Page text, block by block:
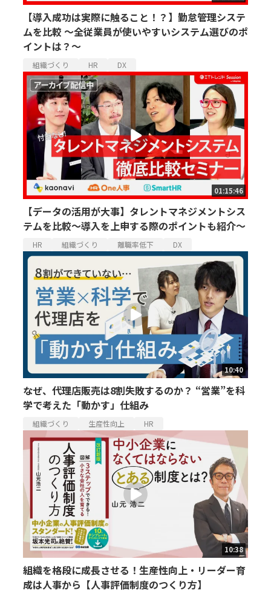
【導入成功は実際に触ること！？】勤怠管理システ
ムを比較 ～全従業員が使いやすいシステム選びのポ
イントは？～
組織づくり HR DX
01:15:46
【データの活用が大事】タレントマネジメントシス
テムを比較～導入を上申する際のポイントも紹介～
HR 組織づくり 離職率低下 DX
10:40
なぜ、代理店販売は8割失敗するのか？ “営業”を科
学で考えた「動かす」仕組み
組織づくり 生産性向上 HR
10:38
組織を格段に成長させる！生産性向上・リーダー育
成は人事から【人事評価制度のつくり方】